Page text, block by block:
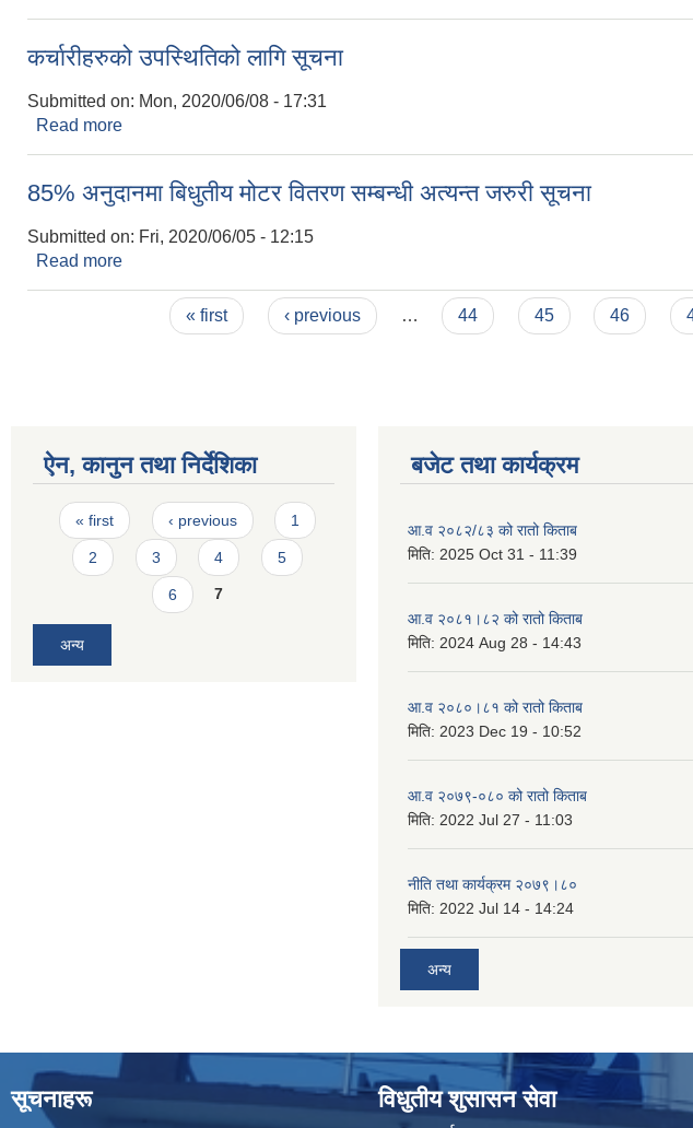
कर्चारीहरुको उपस्थितिको लागि सूचना
Submitted on: Mon, 2020/06/08 - 17:31
Read more
85% अनुदानमा बिधुतीय मोटर वितरण सम्बन्धी अत्यन्त जरुरी सूचना
Submitted on: Fri, 2020/06/05 - 12:15
Read more
« first ‹ previous … 44 45 46
ऐन, कानुन तथा निर्देशिका
Pages
« first ‹ previous 1
2 3 4 5
6 7
अन्य
बजेट तथा कार्यक्रम
आ.व २०८२/८३ को रातो किताब
मिति: 2025 Oct 31 - 11:39
आ.व २०८१।८२ को रातो किताब
मिति: 2024 Aug 28 - 14:43
आ.व २०८०।८१ को रातो किताब
मिति: 2023 Dec 19 - 10:52
आ.व २०७९-०८० को रातो किताब
मिति: 2022 Jul 27 - 11:03
नीति तथा कार्यक्रम २०७९।८०
मिति: 2022 Jul 14 - 14:24
अन्य
सूचनाहरू विधुतीय शुसासन सेवा